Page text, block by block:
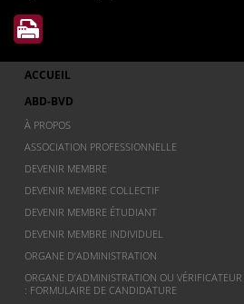
ACCUEIL
ABD-BVD
À PROPOS
ASSOCIATION PROFESSIONNELLE
DEVENIR MEMBRE
DEVENIR MEMBRE COLLECTIF
DEVENIR MEMBRE ÉTUDIANT
DEVENIR MEMBRE INDIVIDUEL
ORGANE D’ADMINISTRATION
ORGANE D’ADMINISTRATION OU
: FORMULAIRE DE CANDIDATURE